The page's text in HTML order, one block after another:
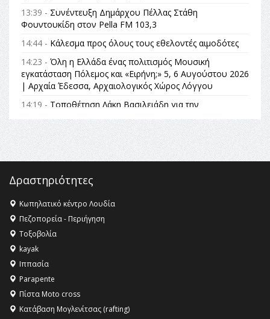
13:39 - Συνέντευξη Δημάρχου Πέλλας Στάθη
Φουντουκίδη στον Pella FM 103,3
14:44 - Κάλεσμα προς όλους τους εθελοντές αιμοδότες
14:23 - Όλη η Ελλάδα ένας πολιτισμός Μουσική
εγκατάσταση Πόλεμος και «Ειρήνη;» 5, 6 Αυγούστου 2026
| Αρχαία Έδεσσα, Αρχαιολογικός Χώρος Λόγγου
14:19 - Τοποθέτηση Λάκη Βασιλειάδη για την
θεσμικές διαδικασίες υπάρχει μόνο η ευθύνη απέναντι
στις επόμενες γενιές»
16:35 -Το πρόγραμμα του ΠΑΟΚ στον δεύτερο γύρο του
16:27 - Όλυμπος: Εντάχθηκε στον Κατάλογο Παγκόσμιας
Κληρονομιάς της UNESCO – Ομόφωνη η απόφαση Ο
Όλυμπος αναγνωρίστηκε ως φυσικό και πολιτιστικό
αγαθό εξέχουσας οικουμενικής αξίας για την
ανθρωπότητα
16:18 -
ΣΤΗΝ ΕΔΕΣΣΑ
Δραστηριότητες
Κωπηλατικό κέντρο Λουδία
Πεζοπορεία - Περιήγηση
Τοξοβολία
kayak
Ιππασία
Parapente
Πίστα Moto cross
Κατάβαση Μογλενίτσας (rafting)